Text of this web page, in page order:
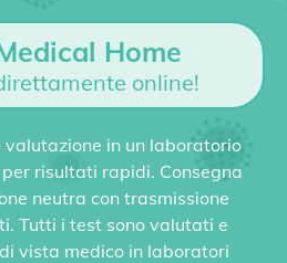
Home
online!
valutazione in un laboratorio
risultati rapidi. Consegna
neutra con trasmissione
Tutti i test sono valutati e
vista medico in laboratori